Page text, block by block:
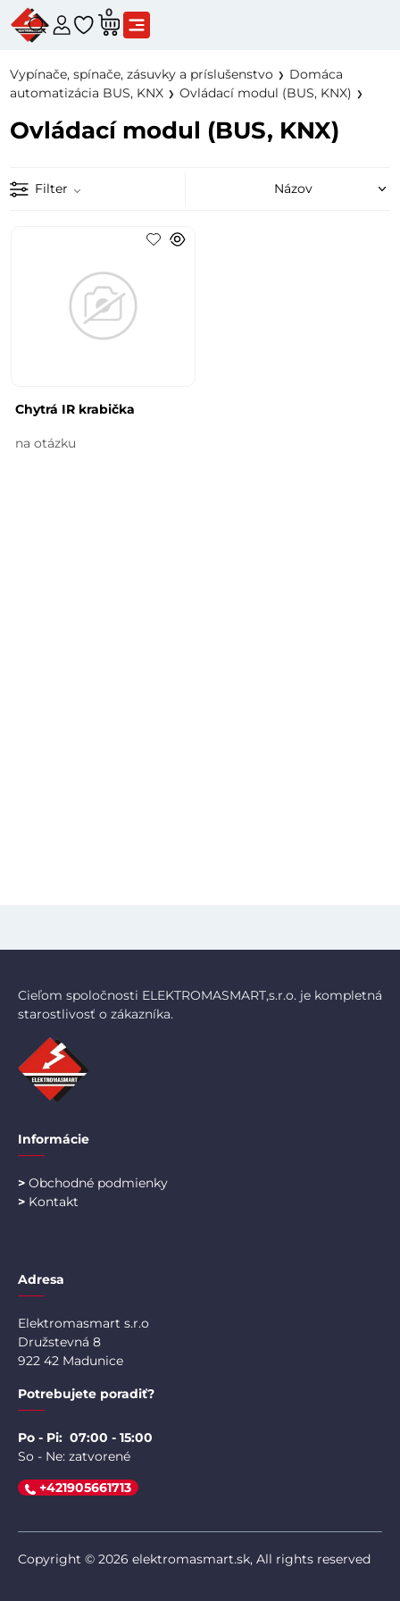
0
Vypínače, spínače, zásuvky a príslušenstvo
Domáca
automatizácia BUS, KNX
Ovládací modul (BUS, KNX)
Ovládací modul (BUS, KNX)
Filter
Chytrá IR krabička
na otázku
Cieľom spoločnosti ELEKTROMASMART,s.r.o. je kompletná
starostlivosť o zákazníka.
Informácie
> Obchodné podmienky
> Kontakt
Adresa
Elektromasmart s.r.o
Družstevná 8
922 42 Madunice
Potrebujete poradiť?
Po - Pi: 07:00 - 15:00
So - Ne: zatvorené
+421905661713
Copyright © 2026 elektromasmart.sk, All rights reserved